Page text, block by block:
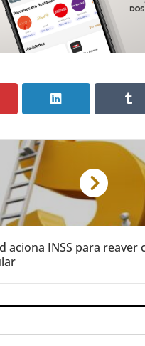
aciona INSS para reaver